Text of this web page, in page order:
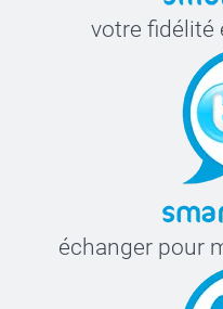
votre fidélité
échanger pour